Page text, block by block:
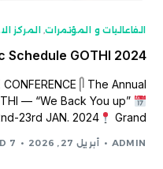
الفاعاليات و المؤتمرات, المركز
Schedule GOTHI 2024
CONFERENCE 𓋴 The Annual
— “We Back You up”
23rd JAN. 2024
Grand […]
ADMIN أبريل 27, 2026 7 MIN READ